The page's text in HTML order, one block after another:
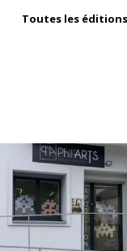
Toutes les éditions